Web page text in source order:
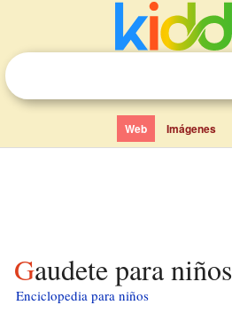
Web Imágenes
Gaudete para niños
Enciclopedia para niños